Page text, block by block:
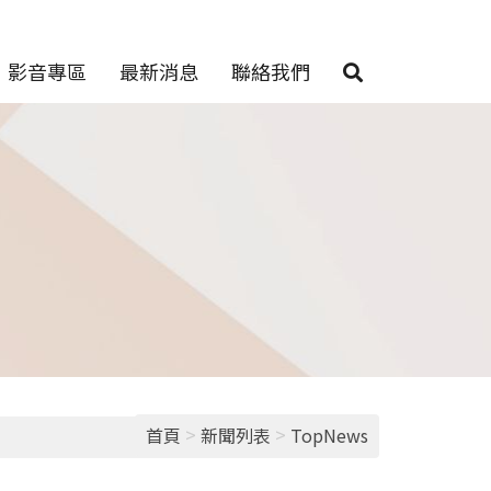
影音專區 最新消息 聯絡我們
首頁 > 新聞列表 > TopNews